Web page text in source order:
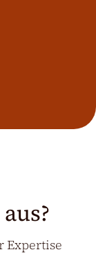
Expertise